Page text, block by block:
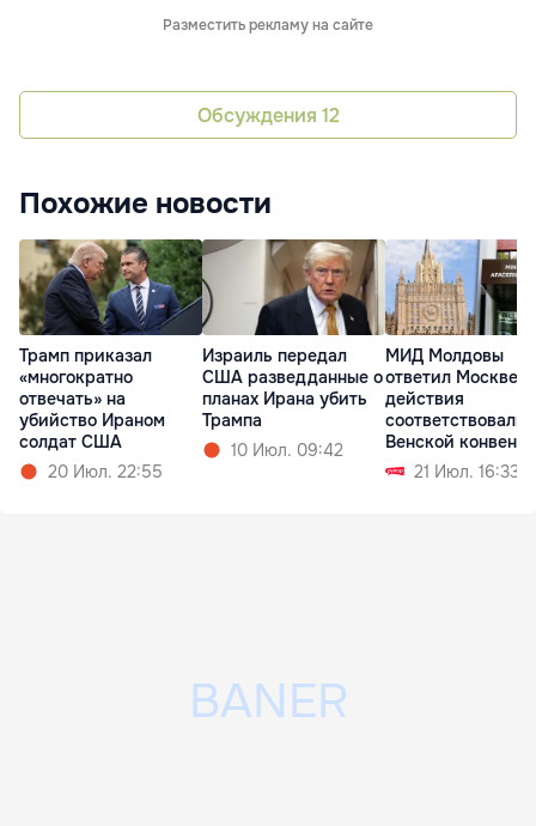
Разместить рекламу на сайте
Обсуждения 12
Похожие новости
Трамп приказал
«многократно
отвечать» на
убийство Ираном
солдат США
20 Июл. 22:55
Израиль передал
США разведданные о
планах Ирана убить
Трампа
10 Июл. 09:42
МИД Молдовы
ответил Москве:
действия
соответствовали
Венской
21 Июл. 16:33